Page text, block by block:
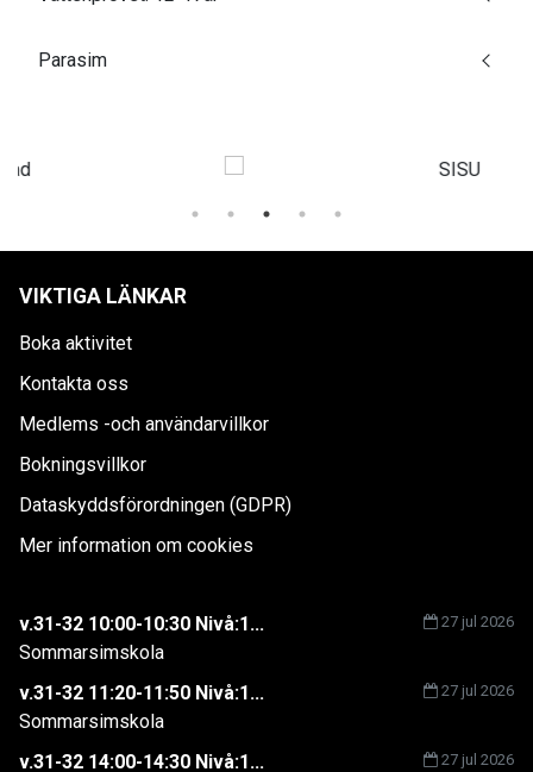
Parasim
VIKTIGA LÄNKAR
Boka aktivitet
Kontakta oss
Medlems -och användarvillkor
Bokningsvillkor
Dataskyddsförordningen (GDPR)
Mer information om cookies
v.31-32 10:00-10:30 Nivå:1... 27 jul 2026
Sommarsimskola
v.31-32 11:20-11:50 Nivå:1...
27 jul 2026
Sommarsimskola
v.31-32 14:00-14:30 Nivå:1...
27 jul 2026